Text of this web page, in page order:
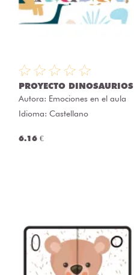
PROYECTO DINOSAURIOS
Autora: Emociones en el aula
Idioma: Castellano
6.16 €